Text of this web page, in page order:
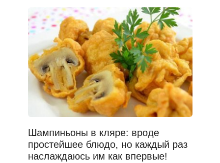
Шампиньоны в кляре: вроде
простейшее блюдо, но каждый раз
наслаждаюсь им как впервые!